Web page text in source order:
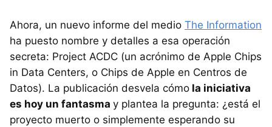
Ahora, un nuevo informe del medio The Information
ha puesto nombre y detalles a esa operación
secreta: Project ACDC (un acrónimo de Apple Chips
in Data Centers, o Chips de Apple en Centros de
Datos). La publicación desvela cómo la iniciativa
es hoy un fantasma y plantea la pregunta: ¿está el
proyecto muerto o simplemente esperando su